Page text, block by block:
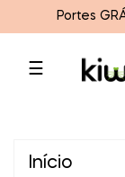
Portes
Toggle
navigation
☰
Início